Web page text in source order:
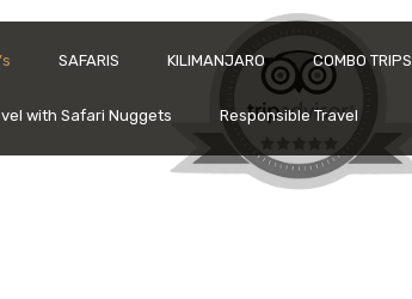
SAFARIS KILIMANJARO COMBO TRIPS
with Safari Nuggets Responsible Travel